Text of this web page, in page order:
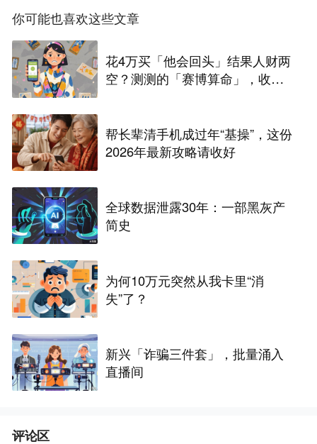
你可能也喜欢这些文章
花4万买「他会回头」结果人财两
空？测测的「赛博算命」，收割
帮长辈清手机成过年“基操”，这份
2026年最新攻略请收好
全球数据泄露30年：一部黑灰产
简史
为何10万元突然从我卡里“消
失”了？
新兴「诈骗三件套」，批量涌入
直播间
评论区